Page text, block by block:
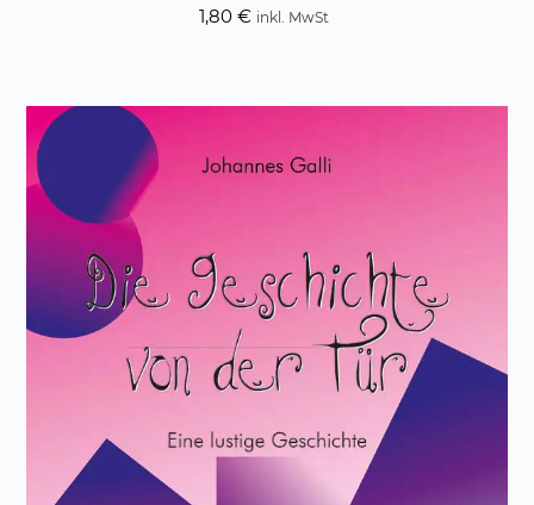
1,80 € inkl. MwSt